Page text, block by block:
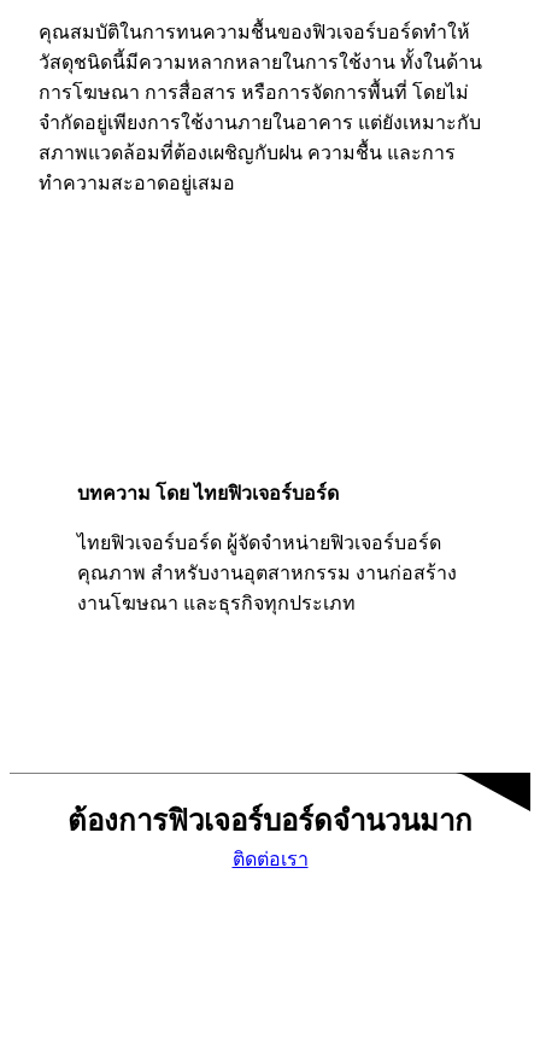
คุณสมบัติในการทนความชื้นของฟิวเจอร์บอร์ดทำให้
วัสดุชนิดนี้มีความหลากหลายในการใช้งาน ทั้งในด้าน
การโฆษณา การสื่อสาร หรือการจัดการพื้นที่ โดยไม่
จำกัดอยู่เพียงการใช้งานภายในอาคาร แต่ยังเหมาะกับ
สภาพแวดล้อมที่ต้องเผชิญกับฝน ความชื้น และการ
ทำความสะอาดอยู่เสมอ
บทความ โดย ไทยฟิวเจอร์บอร์ด
ไทยฟิวเจอร์บอร์ด ผู้จัดจำหน่ายฟิวเจอร์บอร์ด
คุณภาพ สำหรับงานอุตสาหกรรม งานก่อสร้าง
งานโฆษณา และธุรกิจทุกประเภท
ต้องการฟิวเจอร์บอร์ดจำนวนมาก
ติดต่อเรา